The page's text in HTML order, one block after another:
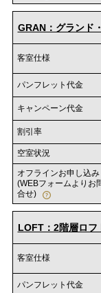
GRAN：グランド
客室仕様
パンフレット代金
キャンペーン代金
割引率
空室状況
オフラインお申し込み
(WEBフォームよりお
合せ)
LOFT：2階層ロフ
客室仕様
パンフレット代金